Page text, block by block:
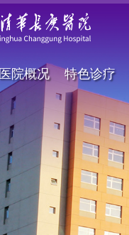
医院概况 特色诊疗